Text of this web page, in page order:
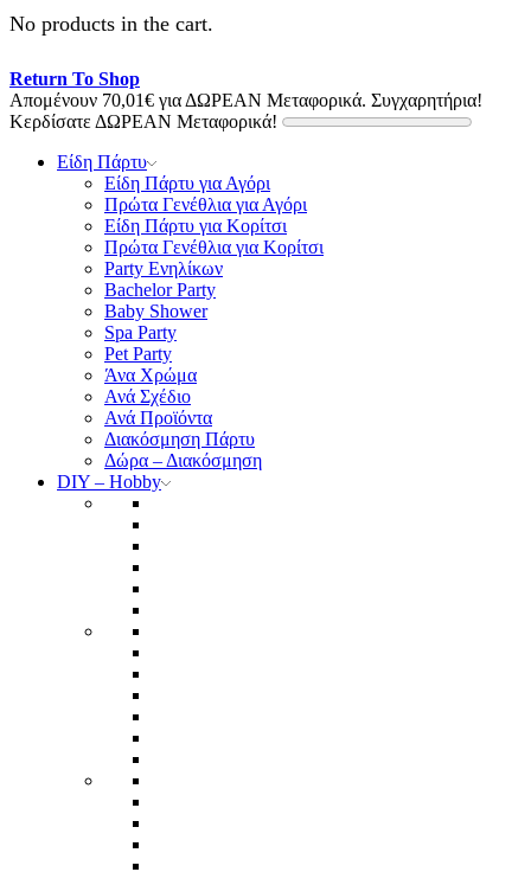
No products in the cart.
Return To Shop
Απομένουν 70,01€ για ΔΩΡΕΑΝ Μεταφορικά. Συγχαρητήρια!
Κερδίσατε ΔΩΡΕΑΝ Μεταφορικά!
Είδη Πάρτυ
Είδη Πάρτυ για Αγόρι
Πρώτα Γενέθλια για Αγόρι
Είδη Πάρτυ για Κορίτσι
Πρώτα Γενέθλια για Κορίτσι
Party Ενηλίκων
Bachelor Party
Baby Shower
Spa Party
Pet Party
Άνα Χρώμα
Ανά Σχέδιο
Ανά Προϊόντα
Διακόσμηση Πάρτυ
Δώρα – Διακόσμηση
DIY – Hobby